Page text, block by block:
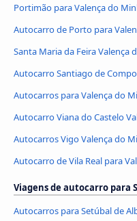
Portimão para Valença do
Autocarro de Porto para
Santa Maria da Feira Valença
Autocarro Santiago de
Autocarros para Valença do
Autocarro Viana do Castelo
Autocarros Vigo Valença do
Autocarro de Vila Real para
Viagens de autocarro para
Autocarros para Setúbal de